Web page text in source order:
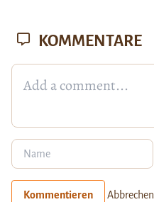
KOMMENTARE
Kommentieren Abbrechen